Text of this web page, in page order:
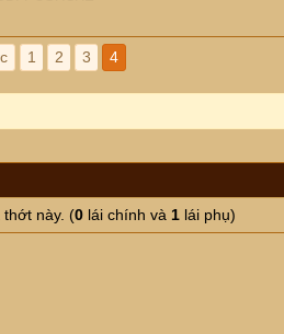
1 2 3 4
thớt này. (0 lái chính và 1 lái phụ)